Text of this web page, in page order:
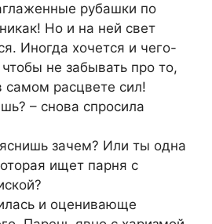
рубашки по
Но и на ней свет
Иногда хочется и чего-
не забывать про то,
расцвете сил!
– снова спросила
зачем? Или ты одна
ищет парня с
и оценивающе